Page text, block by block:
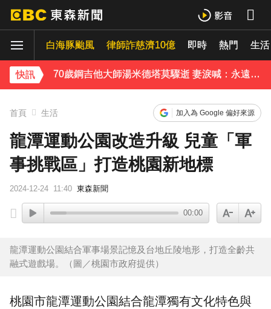
白海豚颱風 律師詐慈濟10億 即時 熱門 生活
快訊
中颱白海豚接近中 晚間至8/9最靠近
《理財達人秀》X 安聯投信免費講座報名中！搶先卡位 2027
70歲鋼吉他大師湯米德塔莫驟逝 妻淚喊：永遠是我一生摯愛
姜厚任小24歲女友「3碩1博」造假？ 台大回應了
下載東森App，隨時掌握天下大小事！
首頁 生活 加入為 Google 偏好來源
龍潭運動公園改造升級 兒童「軍
事挑戰區」打造桃園新地標
2024-12-24 11:40 東森新聞
00:00
龍潭運動公園結合軍事場景記憶及台地丘陵地形，打造全齡共
融式遊戲場。（圖／桃園市政府提供）
桃園市龍潭運動公園結合龍潭獨有文化特色與